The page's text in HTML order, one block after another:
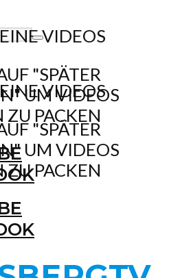
VIDEOS
"SPÄTER
UM VIDEOS
ZU PACKEN
VIDEOS
"SPÄTER
UM VIDEOS
ZU PACKEN